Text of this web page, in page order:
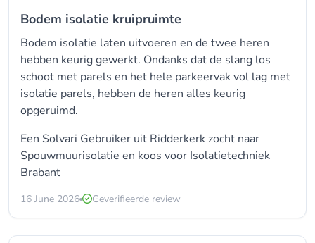
Bodem isolatie kruipruimte
Bodem isolatie laten uitvoeren en de twee heren
hebben keurig gewerkt. Ondanks dat de slang los
schoot met parels en het hele parkeervak vol lag met
isolatie parels, hebben de heren alles keurig
opgeruimd.
Een Solvari Gebruiker uit Ridderkerk zocht naar
Spouwmuurisolatie en koos voor Isolatietechniek
Brabant
16 June 2026 Geverifieerde review